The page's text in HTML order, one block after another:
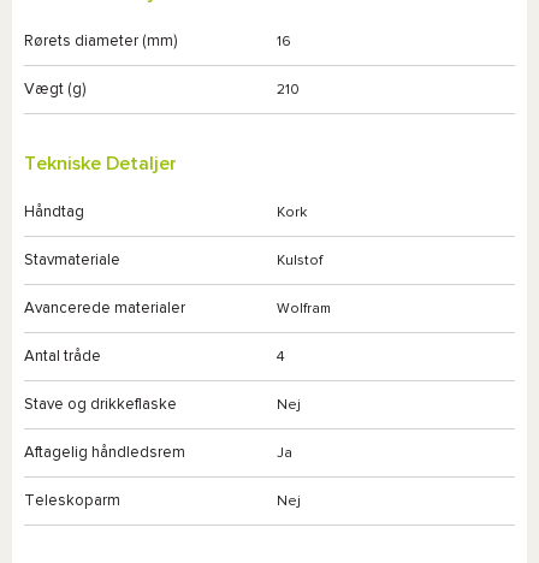
Rørets diameter (mm) 16
Vægt (g) 210
Tekniske Detaljer
Håndtag Kork
Stavmateriale Kulstof
Avancerede materialer Wolfram
Antal tråde 4
Stave og drikkeflaske Nej
Aftagelig håndledsrem Ja
Teleskoparm Nej